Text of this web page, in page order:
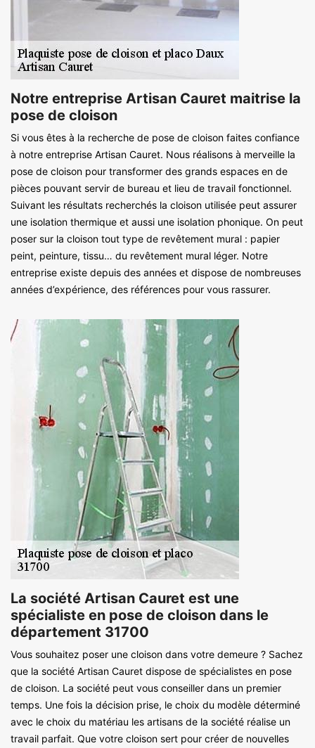
Notre entreprise Artisan Cauret maitrise la
pose de cloison
Si vous êtes à la recherche de pose de cloison faites confiance
à notre entreprise Artisan Cauret. Nous réalisons à merveille la
pose de cloison pour transformer des grands espaces en de
pièces pouvant servir de bureau et lieu de travail fonctionnel.
Suivant les résultats recherchés la cloison utilisée peut assurer
une isolation thermique et aussi une isolation phonique. On peut
poser sur la cloison tout type de revêtement mural : papier
peint, peinture, tissu… du revêtement mural léger. Notre
entreprise existe depuis des années et dispose de nombreuses
années d’expérience, des références pour vous rassurer.
La société Artisan Cauret est une
spécialiste en pose de cloison dans le
département 31700
Vous souhaitez poser une cloison dans votre demeure ? Sachez
que la société Artisan Cauret dispose de spécialistes en pose
de cloison. La société peut vous conseiller dans un premier
temps. Une fois la décision prise, le choix du modèle déterminé
avec le choix du matériau les artisans de la société réalise un
travail parfait. Que votre cloison sert pour créer de nouvelles